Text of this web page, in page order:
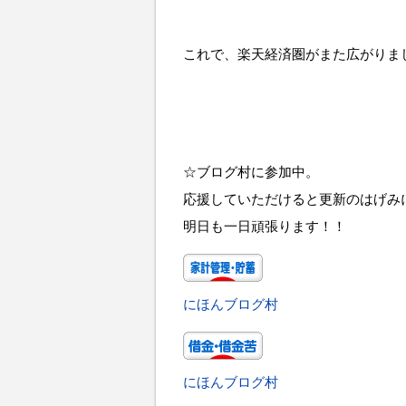
これで、楽天経済圏がまた広がりま
☆ブログ村に参加中。
応援していただけると更新のはげみ
明日も一日頑張ります！！
にほんブログ村
にほんブログ村